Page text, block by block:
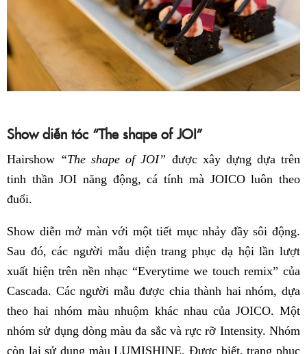
Show diễn tóc “The shape of JOI”
Hairshow “The shape of JOI” được xây dựng dựa trên
tinh thần JOI năng động, cá tính mà JOICO luôn theo
đuổi.
Show diễn mở màn với một tiết mục nhảy đầy sôi động.
Sau đó, các người mẫu diện trang phục dạ hội lần lượt
xuất hiện trên nền nhạc “Everytime we touch remix” của
Cascada. Các người mẫu được chia thành hai nhóm, dựa
theo hai nhóm màu nhuộm khác nhau của JOICO. Một
nhóm sử dụng dòng màu đa sắc và rực rỡ Intensity. Nhóm
còn lại sử dụng màu LUMISHINE. Được biết, trang phục